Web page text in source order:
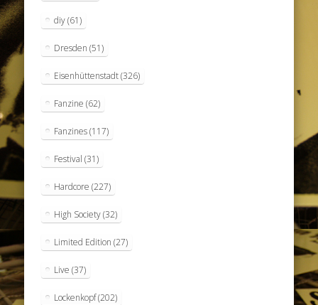
diy(61)
Dresden (51)
Eisenhüttenstadt(326)
Fanzine (62)
Fanzines(117)
Festival (31)
Hardcore (227)
High Society(32)
Limited Edition (27)
Live (37)
Lockenkopf(202)